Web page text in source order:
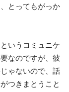
とってもがっか
いうコミュニケ
なのですが、彼
ゃないので、話
つきまとうこと